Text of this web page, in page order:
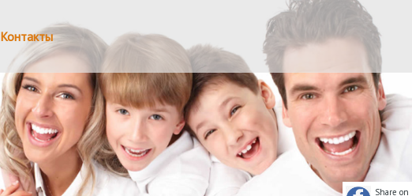
Контакты
Share on